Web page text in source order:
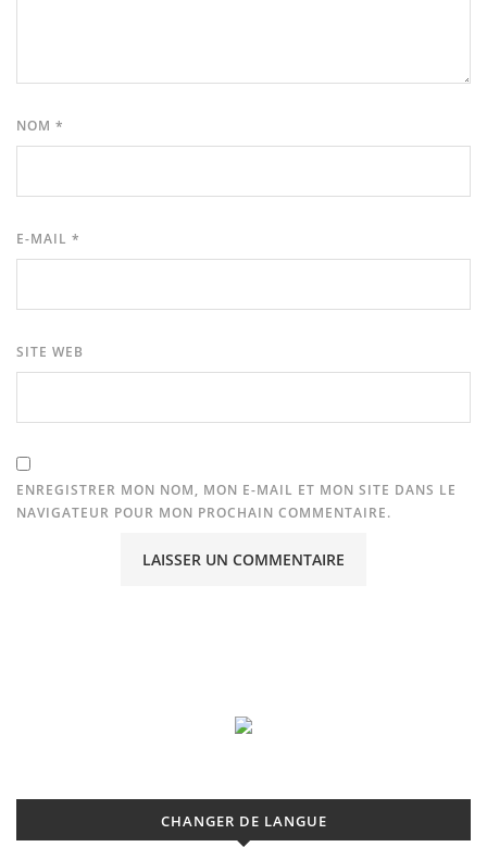
NOM *
E-MAIL *
SITE WEB
ENREGISTRER MON NOM, MON E-MAIL ET MON SITE DANS LE
NAVIGATEUR POUR MON PROCHAIN COMMENTAIRE.
CHANGER DE LANGUE